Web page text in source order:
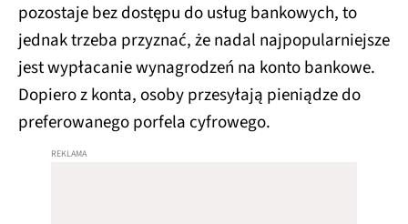
pozostaje bez dostępu do usług bankowych, to
jednak trzeba przyznać, że nadal najpopularniejsze
jest wypłacanie wynagrodzeń na konto bankowe.
Dopiero z konta, osoby przesyłają pieniądze do
preferowanego porfela cyfrowego.